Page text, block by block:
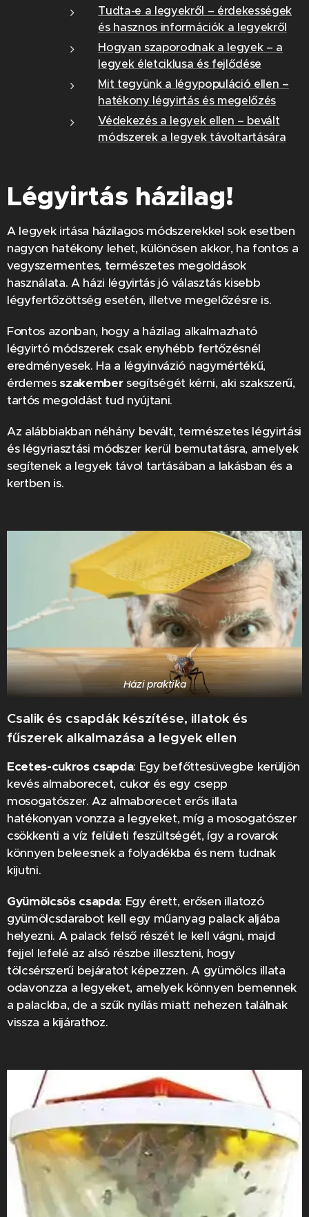
Tudta-e a legyekről – érdekességek
és hasznos információk a legyekről
Hogyan szaporodnak a legyek – a
legyek életciklusa és fejlődése
Mit tegyünk a légypopuláció ellen –
hatékony légyirtás és megelőzés
Védekezés a legyek ellen – bevált
módszerek a legyek távoltartására
Légyirtás házilag!
A legyek irtása házilagos módszerekkel sok esetben
nagyon hatékony lehet, különösen akkor, ha fontos a
vegyszermentes, természetes megoldások
használata. A házi légyirtás jó választás kisebb
légyfertőzöttség esetén, illetve megelőzésre is.
Fontos azonban, hogy a házilag alkalmazható
légyirtó módszerek csak enyhébb fertőzésnél
eredményesek. Ha a légyinvázió nagymértékű,
érdemesszakembersegítségét kérni, aki szakszerű,
tartós megoldást tud nyújtani.
Az alábbiakban néhány bevált, természetes légyirtási
és légyriasztási módszer kerül bemutatásra, amelyek
segítenek a legyek távol tartásában a lakásban és a
kertben is.
Házi praktika
Csalik és csapdák készítése, illatok és
fűszerek alkalmazása a legyek ellen
Ecetes-cukros csapda: Egy befőttesüvegbe kerüljön
kevés almaborecet, cukor és egy csepp
mosogatószer. Az almaborecet erős illata
hatékonyan vonzza a legyeket, míg a mosogatószer
csökkenti a víz felületi feszültségét, így a rovarok
könnyen beleesnek a folyadékba és nem tudnak
kijutni.
Gyümölcsös csapda: Egy érett, erősen illatozó
gyümölcsdarabot kell egy műanyag palack aljába
helyezni. A palack felső részét le kell vágni, majd
fejjel lefelé az alsó részbe illeszteni, hogy
tölcsérszerű bejáratot képezzen. A gyümölcs illata
odavonzza a legyeket, amelyek könnyen bemennek
a palackba, de a szűk nyílás miatt nehezen találnak
vissza a kijárathoz.